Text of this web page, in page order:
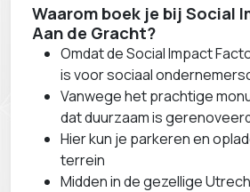
Waarom boek je bij Social
Aan de Gracht?
Omdat de Social Impact
is voor sociaal
Vanwege het prachtige
dat duurzaam is
Hier kun je parkeren en
terrein
Midden in de gezellige